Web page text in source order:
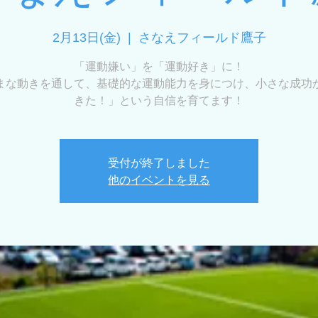
2月13日(金) さなえフィールド鷹子
「運動嫌い」を「運動好き」に！
な動きを通して、基礎的な運動能力を身につけ、小さな成功
きた！」という自信を育てます！
受付が終了しました
他のイベントを見る